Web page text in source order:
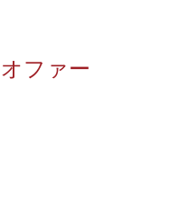
オファー